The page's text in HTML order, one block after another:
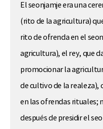
El seonjamje era una
(rito de la agricultura)
rito de ofrenda en el
agricultura), el rey, que
promocionar la
de cultivo de la realeza),
en las ofrendas rituales;
después de presidir el